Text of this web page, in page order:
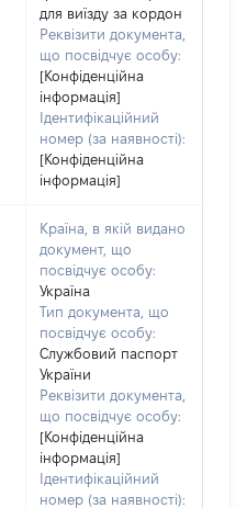
для виїзду за кордон
Реквізити документа,
що посвідчує особу:
[Конфіденційна
інформація]
Ідентифікаційний
номер (за наявності):
[Конфіденційна
інформація]
Країна, в якій видано
документ, що
посвідчує особу:
Україна
Тип документа, що
посвідчує особу:
Службовий паспорт
України
Реквізити документа,
що посвідчує особу:
[Конфіденційна
інформація]
Ідентифікаційний
номер (за наявності):